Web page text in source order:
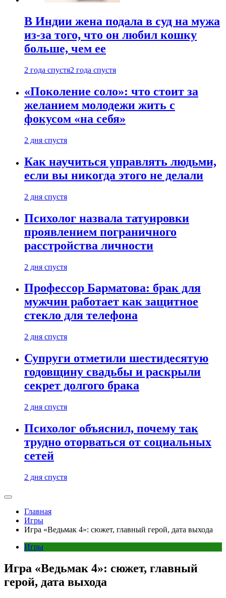
В Индии жена подала в суд на мужа
из-за того, что он любил кошку
больше, чем ее
2 года спустя2 года спустя
«Поколение соло»: что стоит за
желанием молодежи жить с
фокусом «на себя»
2 дня спустя
Как научиться управлять людьми,
если вы никогда этого не делали
2 дня спустя
Психолог назвала татуировки
проявлением пограничного
расстройства личности
2 дня спустя
Профессор Барматова: брак для
мужчин работает как защитное
стекло для телефона
2 дня спустя
Супруги отметили шестидесятую
годовщину свадьбы и раскрыли
секрет долгого брака
2 дня спустя
Психолог объяснил, почему так
трудно оторваться от социальных
сетей
2 дня спустя
Главная
Игры
Игра «Ведьмак 4»: сюжет, главный герой, дата выхода
Игры
Игра «Ведьмак 4»: сюжет, главный
герой, дата выхода